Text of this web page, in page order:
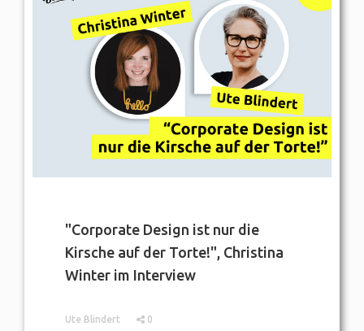
"Corporate Design ist nur die
Kirsche auf der Torte!", Christina
Winter im Interview
Ute Blindert 0